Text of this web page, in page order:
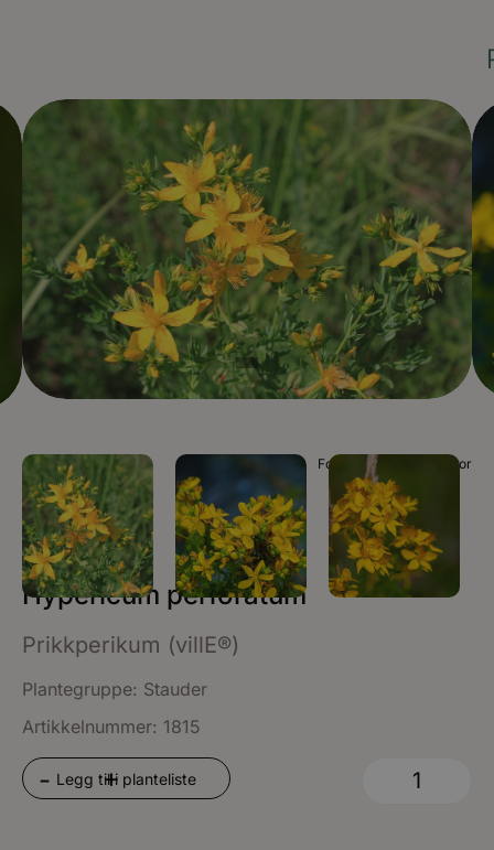
Foto Plantinor / Plantinor
Hypericum perforatum
Prikkperikum (villE®)
Plantegruppe: Stauder
Artikkelnummer: 1815
- +
Legg til i planteliste